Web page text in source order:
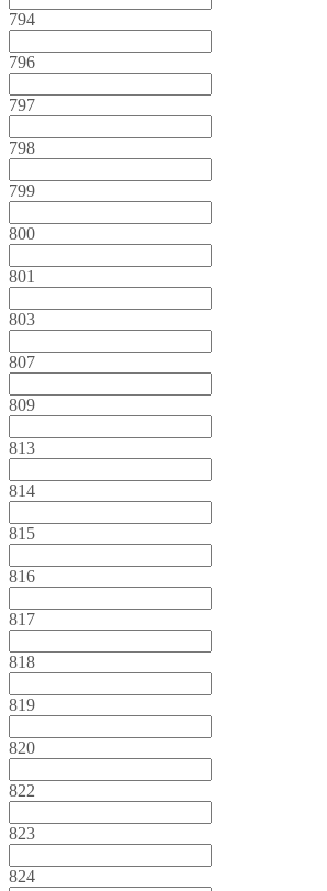
794
796
797
798
799
800
801
803
807
809
813
814
815
816
817
818
819
820
822
823
824